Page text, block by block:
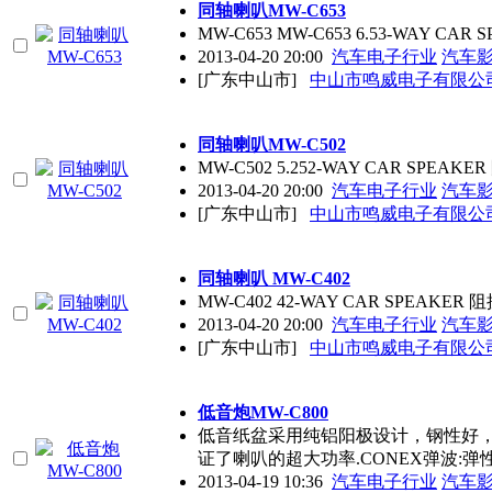
同轴喇叭MW-C653
MW-C653 MW-C653 6.53-WAY CAR
2013-04-20 20:00 汽车电子行业 汽车
[广东中山市]
中山市鸣威电子有限公
同轴喇叭MW-C502
MW-C502 5.252-WAY CAR
2013-04-20 20:00 汽车电子行业 汽车
[广东中山市]
中山市鸣威电子有限公
同轴喇叭 MW-C402
MW-C402 42-WAY CAR SPEAKER
2013-04-20 20:00 汽车电子行业 汽车
[广东中山市]
中山市鸣威电子有限公
低音炮MW-C800
低音纸盆采用纯铝阳极设计，钢性好
证了喇叭的超大功率.CONEX弹波:弹
2013-04-19 10:36 汽车电子行业 汽车